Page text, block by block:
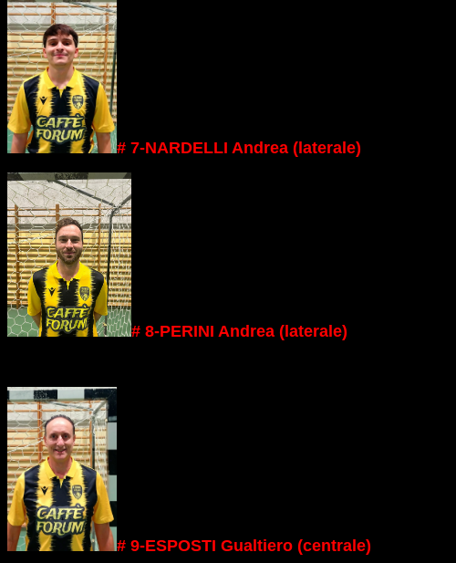
# 7-NARDELLI Andrea (laterale)
# 8-PERINI Andrea (laterale)
# 9-ESPOSTI Gualtiero (centrale)